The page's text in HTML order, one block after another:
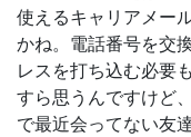
使えるキャリアメー
かね。電話番号を交
レスを打ち込む必要
すら思うんですけど
で最近会ってない友